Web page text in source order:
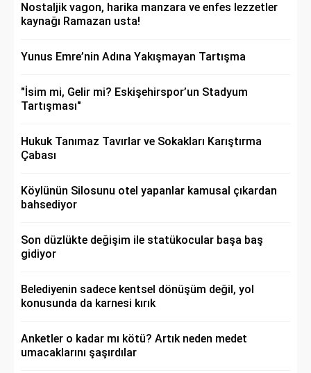
Nostaljik vagon, harika manzara ve enfes lezzetler
kaynağı Ramazan usta!
Yunus Emre’nin Adına Yakışmayan Tartışma
"İsim mi, Gelir mi? Eskişehirspor’un Stadyum
Tartışması"
Hukuk Tanımaz Tavırlar ve Sokakları Karıştırma
Çabası
Köylünün Silosunu otel yapanlar kamusal çıkardan
bahsediyor
Son düzlükte değişim ile statükocular başa baş
gidiyor
Belediyenin sadece kentsel dönüşüm değil, yol
konusunda da karnesi kırık
Anketler o kadar mı kötü? Artık neden medet
umacaklarını şaşırdılar